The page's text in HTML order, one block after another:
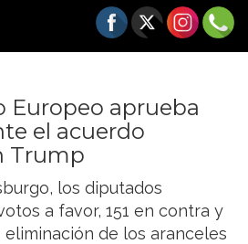
Europeo aprueba
el acuerdo
Trump
los diputados
a favor, 151 en contra y
de los aranceles